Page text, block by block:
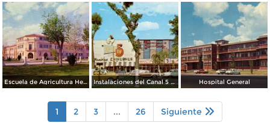
Escuela de Agricultura Hermanos Escobar Instalaciones del Canal 5 XEJ TV Hospital General
1 2 3 ... 26 Siguiente